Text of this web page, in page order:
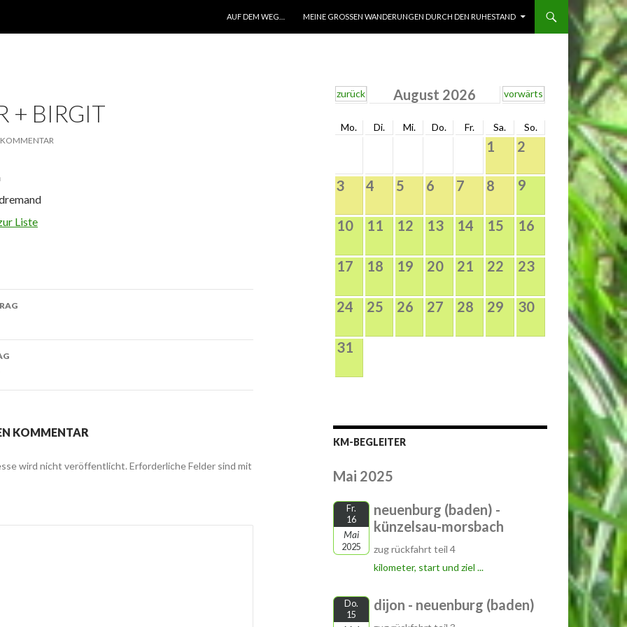
AUF DEM WEG…
MEINE GROSSEN WANDERUNGEN DURCH DEN RUHESTAND
+ BIRGIT
KOMMENTAR
Liste
KOMMENTAR
wird nicht veröffentlicht. Erforderliche Felder sind mit
zurück August 2026 vorwärts
Mo. Di. Mi. Do. Fr. Sa. So.
1 2
3 4 5 6 7 8 9
10 11 12 13 14 15 16
17 18 19 20 21 22 23
24 25 26 27 28 29 30
31
KM-BEGLEITER
Mai 2025
Fr.
16
Mai
2025
neuenburg (baden) -
künzelsau-morsbach
zug rückfahrt teil 4
kilometer, start und ziel ...
Do.
15
dijon - neuenburg (baden)